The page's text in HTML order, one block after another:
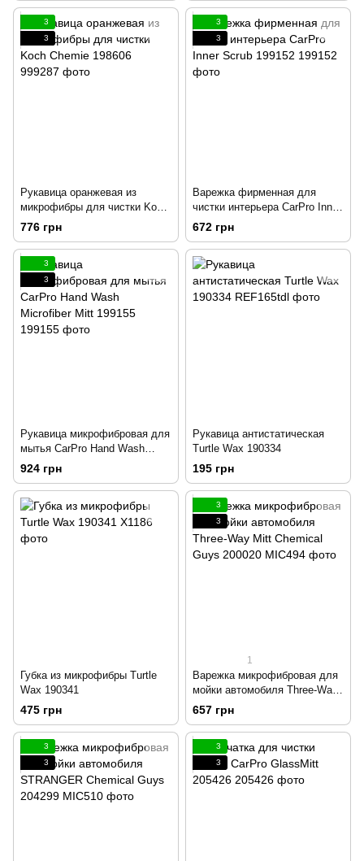
3
3
Рукавица оранжевая из
микрофибры для чистки Koch
Chemie 198606
776 грн
3
3
Варежка фирменная для
чистки интерьера CarPro Inner
Scrub 199152
672 грн
3
3
Рукавица микрофибровая для
мытья CarPro Hand Wash
Microfiber Mitt 199155
924 грн
Рукавица антистатическая
Turtle Wax 190334
195 грн
Губка из микрофибры Turtle
Wax 190341
475 грн
3
3
1
Варежка микрофибровая для
мойки автомобиля Three-Way
Mitt Chemical Guys 200020
657 грн
3
3
3
3